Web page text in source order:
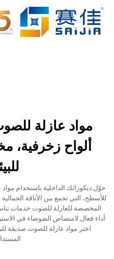
ألواح
للأسطح، التي تجمع بين الأناقة
المخصصة للعازلة للصوت خدمات
أداء فعال لامتصاص الضوضاء في
اختر مواد عازلة للصوت صديقة